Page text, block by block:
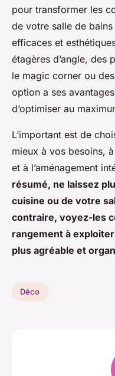
pour transformer les
de votre salle de
efficaces et
étagères d’angle, des
le magic corner ou
option a ses
d’optimiser au
L’important est de
mieux à vos besoins,
et à l’aménagement
résumé, ne laissez
cuisine ou de votre
contraire, voyez-les
rangement à
plus agréable et
Déco